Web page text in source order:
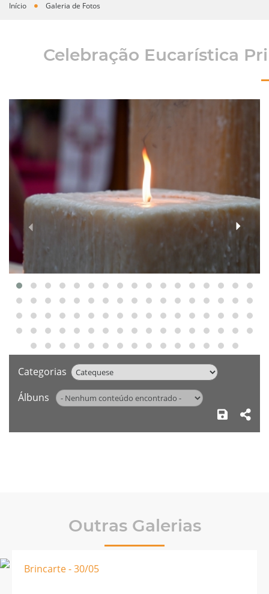
Você está aqui
Início Galeria de Fotos
Celebração Eucarística
Categorias
Álbuns
Outras Galerias
Brincarte - 30/05